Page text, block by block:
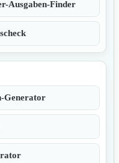
Ausgaben-Finder
Generator